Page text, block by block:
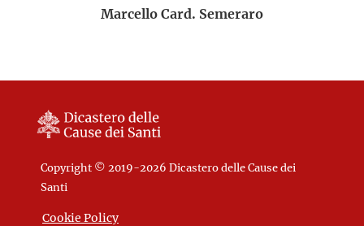
Marcello Card. Semeraro
Copyright © 2019-2026 Dicastero delle Cause dei
Santi
Cookie Policy